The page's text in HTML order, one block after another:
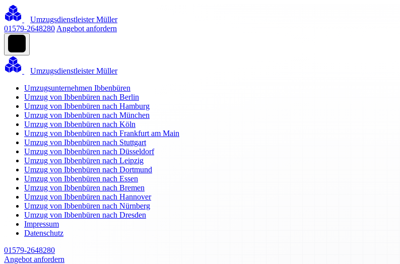
Umzugsdienstleister Müller
01579-2648280 Angebot anfordern
Umzugsdienstleister Müller
Umzugsunternehmen Ibbenbüren
Umzug von Ibbenbüren nach Berlin
Umzug von Ibbenbüren nach Hamburg
Umzug von Ibbenbüren nach München
Umzug von Ibbenbüren nach Köln
Umzug von Ibbenbüren nach Frankfurt am Main
Umzug von Ibbenbüren nach Stuttgart
Umzug von Ibbenbüren nach Düsseldorf
Umzug von Ibbenbüren nach Leipzig
Umzug von Ibbenbüren nach Dortmund
Umzug von Ibbenbüren nach Essen
Umzug von Ibbenbüren nach Bremen
Umzug von Ibbenbüren nach Hannover
Umzug von Ibbenbüren nach Nürnberg
Umzug von Ibbenbüren nach Dresden
Impressum
Datenschutz
01579-2648280
Angebot anfordern